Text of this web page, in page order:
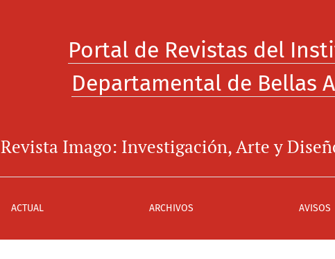
Portal de Revistas del
Departamental de Bellas
Revista Imago: Investigación, Arte y
ACTUAL ARCHIVOS AVISOS